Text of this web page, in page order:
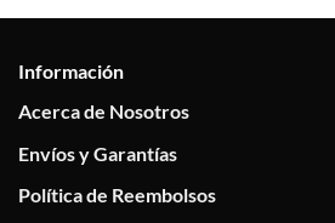
Información
Acerca de Nosotros
Envíos y Garantías
Política de Reembolsos